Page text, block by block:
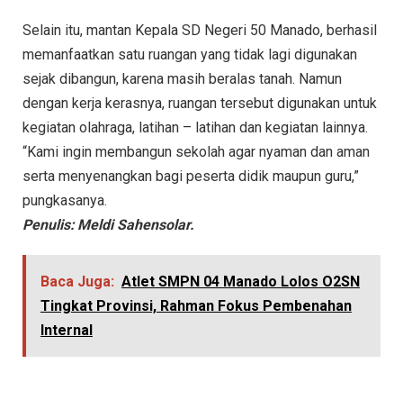
Selain itu, mantan Kepala SD Negeri 50 Manado, berhasil
memanfaatkan satu ruangan yang tidak lagi digunakan
sejak dibangun, karena masih beralas tanah. Namun
dengan kerja kerasnya, ruangan tersebut digunakan untuk
kegiatan olahraga, latihan – latihan dan kegiatan lainnya.
“Kami ingin membangun sekolah agar nyaman dan aman
serta menyenangkan bagi peserta didik maupun guru,”
pungkasanya.
Penulis: Meldi Sahensolar.
Baca Juga: Atlet SMPN 04 Manado Lolos O2SN
Tingkat Provinsi, Rahman Fokus Pembenahan
Internal